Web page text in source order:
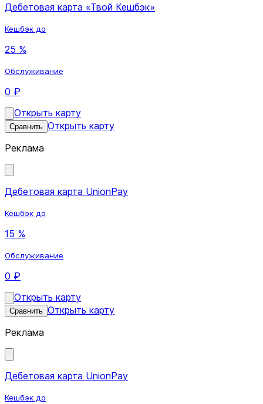
Дебетовая карта «Твой Кешбэк»
Кешбэк до
25 %
Обслуживание
0 ₽
Открыть карту
Сравнить Открыть карту
Реклама
Дебетовая карта UnionPay
Кешбэк до
15 %
Обслуживание
0 ₽
Открыть карту
Сравнить Открыть карту
Реклама
Дебетовая карта UnionPay
Кешбэк до